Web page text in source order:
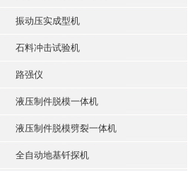
振动压实成型机
石料冲击试验机
路强仪
液压制件脱模一体机
液压制件脱模劈裂一体机
全自动地基钎探机